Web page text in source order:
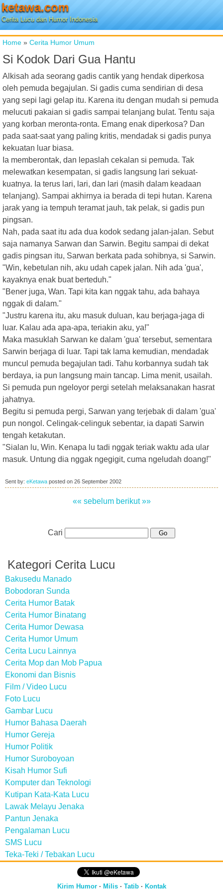
ketawa.com
Cerita Lucu dan Humor Indonesia
Home » Cerita Humor Umum
Si Kodok Dari Gua Hantu
Alkisah ada seorang gadis cantik yang hendak diperkosa
oleh pemuda begajulan. Si gadis cuma sendirian di desa
yang sepi lagi gelap itu. Karena itu dengan mudah si pemuda
melucuti pakaian si gadis sampai telanjang bulat. Tentu saja
yang korban meronta-ronta. Emang enak diperkosa? Dan
pada saat-saat yang paling kritis, mendadak si gadis punya
kekuatan luar biasa.
Ia memberontak, dan lepaslah cekalan si pemuda. Tak
melewatkan kesempatan, si gadis langsung lari sekuat-
kuatnya. Ia terus lari, lari, dan lari (masih dalam keadaan
telanjang). Sampai akhirnya ia berada di tepi hutan. Karena
jarak yang ia tempuh teramat jauh, tak pelak, si gadis pun
pingsan.
Nah, pada saat itu ada dua kodok sedang jalan-jalan. Sebut
saja namanya Sarwan dan Sarwin. Begitu sampai di dekat
gadis pingsan itu, Sarwan berkata pada sohibnya, si Sarwin.
"Win, kebetulan nih, aku udah capek jalan. Nih ada 'gua',
kayaknya enak buat berteduh."
"Bener juga, Wan. Tapi kita kan nggak tahu, ada bahaya
nggak di dalam."
"Justru karena itu, aku masuk duluan, kau berjaga-jaga di
luar. Kalau ada apa-apa, teriakin aku, ya!"
Maka masuklah Sarwan ke dalam 'gua' tersebut, sementara
Sarwin berjaga di luar. Tapi tak lama kemudian, mendadak
muncul pemuda begajulan tadi. Tahu korbannya sudah tak
berdaya, ia pun langsung main tancap. Lima menit, usailah.
Si pemuda pun ngeloyor pergi setelah melaksanakan hasrat
jahatnya.
Begitu si pemuda pergi, Sarwan yang terjebak di dalam 'gua'
pun nongol. Celingak-celinguk sebentar, ia dapati Sarwin
tengah ketakutan.
"Sialan lu, Win. Kenapa lu tadi nggak teriak waktu ada ular
masuk. Untung dia nggak ngegigit, cuma ngeludah doang!"
Sent by: eKetawa posted on 26 September 2002
«« sebelum berikut »»
Cari
Kategori Cerita Lucu
Bakusedu Manado
Bobodoran Sunda
Cerita Humor Batak
Cerita Humor Binatang
Cerita Humor Dewasa
Cerita Humor Umum
Cerita Lucu Lainnya
Cerita Mop dan Mob Papua
Ekonomi dan Bisnis
Film / Video Lucu
Foto Lucu
Gambar Lucu
Humor Bahasa Daerah
Humor Gereja
Humor Politik
Humor Suroboyoan
Kisah Humor Sufi
Komputer dan Teknologi
Kutipan Kata-Kata Lucu
Lawak Melayu Jenaka
Pantun Jenaka
Pengalaman Lucu
SMS Lucu
Teka-Teki / Tebakan Lucu
Kirim Humor· Milis· Tatib· Kontak